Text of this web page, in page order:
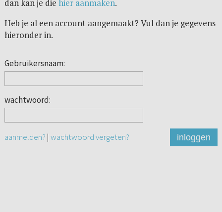
dan kan je die hier aanmaken.
Heb je al een account aangemaakt? Vul dan je gegevens
hieronder in.
Gebruikersnaam:
wachtwoord:
aanmelden? | wachtwoord vergeten? inloggen